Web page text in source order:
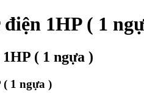
1HP ( 1
( 1 ngựa )
1 ngựa )